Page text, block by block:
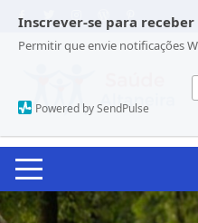
Inscrever-se para
Permitir que envie notificações
Powered by SendPulse
para